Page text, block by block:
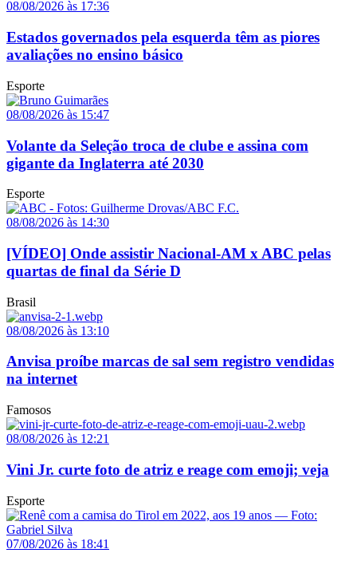
08/08/2026 às 17:36
Estados governados pela esquerda têm as piores
avaliações no ensino básico
Esporte
08/08/2026 às 15:47
Volante da Seleção troca de clube e assina com
gigante da Inglaterra até 2030
Esporte
08/08/2026 às 14:30
[VÍDEO] Onde assistir Nacional-AM x ABC pelas
quartas de final da Série D
Brasil
08/08/2026 às 13:10
Anvisa proíbe marcas de sal sem registro vendidas
na internet
Famosos
08/08/2026 às 12:21
Vini Jr. curte foto de atriz e reage com emoji; veja
Esporte
07/08/2026 às 18:41